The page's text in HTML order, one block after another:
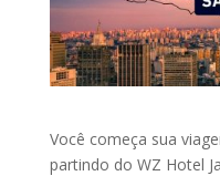
Você começa sua
partindo do WZ Hotel